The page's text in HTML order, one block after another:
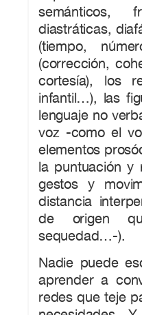
semánticos,
diastráticas,
(tiempo,
(corrección,
cortesía), los
infantil…), las
lenguaje no
voz -como el
elementos
la puntuación y
gestos y
distancia
de origen
sequedad…-).
Nadie puede
aprender a
redes que teje